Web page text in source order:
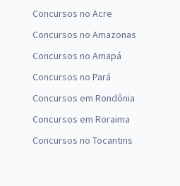
Concursos no Acre
Concursos no Amazonas
Concursos no Amapá
Concursos no Pará
Concursos em Rondônia
Concursos em Roraima
Concursos no Tocantins